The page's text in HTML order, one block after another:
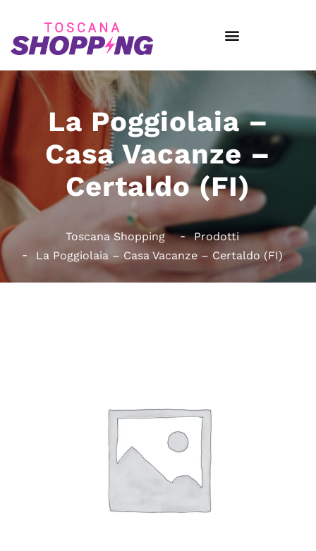
La Poggiolaia –
Casa Vacanze –
Certaldo (FI)
Toscana Shopping
Prodotti
La Poggiolaia – Casa Vacanze – Certaldo (FI)